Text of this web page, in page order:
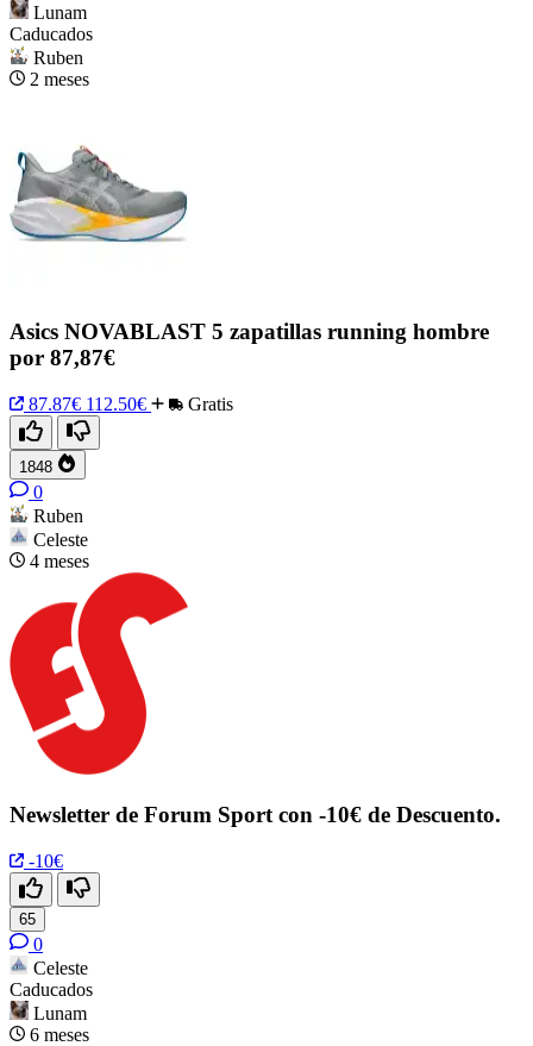
Lunam
Caducados
Ruben
2 meses
Asics NOVABLAST 5 zapatillas running hombre
por 87,87€
87.87€ 112.50€ Gratis
1848
0
Ruben
Celeste
4 meses
Newsletter de Forum Sport con -10€ de Descuento.
-10€
65
0
Celeste
Caducados
Lunam
6 meses